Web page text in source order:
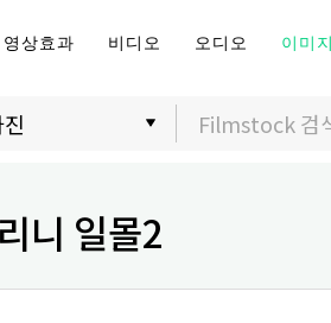
영상효과 비디오 오디오 이미
니 일몰2